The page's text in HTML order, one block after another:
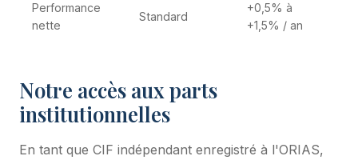
Performance
nette
Standard
+0,5% à
+1,5% / an
Notre accès aux parts
institutionnelles
En tant que CIF indépendant enregistré à l'ORIAS,